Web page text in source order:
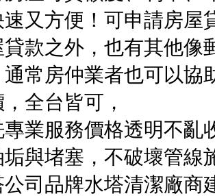
速又方便！可申請房
款之外，也有其他像
通常房仲業者也可以
全台皆可，
業服務價格透明不亂
垢與堵塞，不破壞管線
司品牌水塔清潔廠商